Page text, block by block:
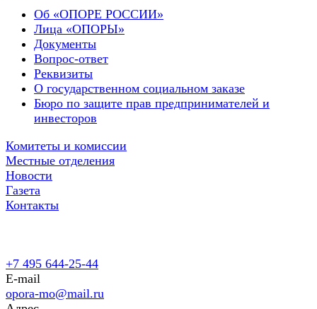
Об «ОПОРЕ РОССИИ»
Лица «ОПОРЫ»
Документы
Вопрос-ответ
Реквизиты
О государственном социальном заказе
Бюро по защите прав предпринимателей и
инвесторов
Комитеты и комиссии
Местные отделения
Новости
Газета
Контакты
+7 495 644-25-44
E-mail
opora-mo@mail.ru